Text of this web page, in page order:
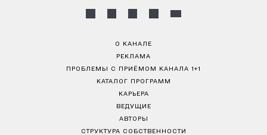
О КАНАЛЕ
РЕКЛАМА
ПРОБЛЕМЫ С ПРИЁМОМ КАНАЛА 1+1
КАТАЛОГ ПРОГРАММ
КАРЬЕРА
ВЕДУЩИЕ
АВТОРЫ
СТРУКТУРА СОБСТВЕННОСТИ